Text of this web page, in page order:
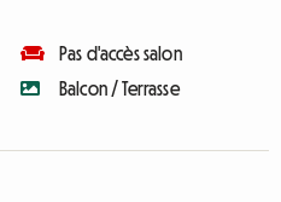
Pas d'accès salon
Balcon / Terrasse